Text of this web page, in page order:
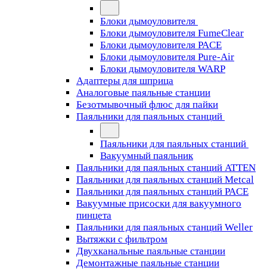
Блоки дымоуловителя
Блоки дымоуловителя FumeClear
Блоки дымоуловителя PACE
Блоки дымоуловителя Pure-Air
Блоки дымоуловителя WARP
Адаптеры для шприца
Аналоговые паяльные станции
Безотмывочный флюс для пайки
Паяльники для паяльных станций
Паяльники для паяльных станций
Вакуумный паяльник
Паяльники для паяльных станций ATTEN
Паяльники для паяльных станций Metcal
Паяльники для паяльных станций PACE
Вакуумные присоски для вакуумного
пинцета
Паяльники для паяльных станций Weller
Вытяжки с фильтром
Двухканальные паяльные станции
Демонтажные паяльные станции